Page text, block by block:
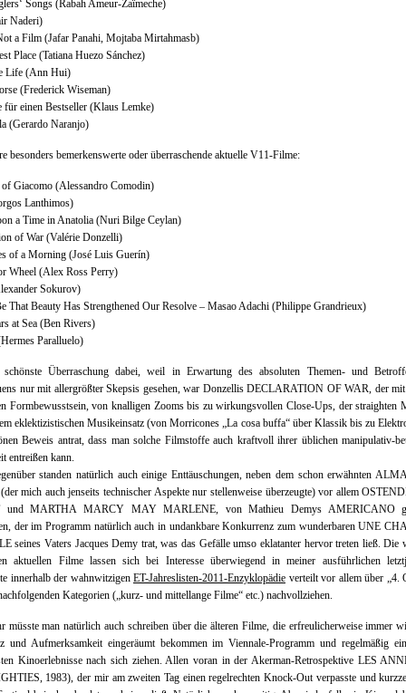
Songs (Rabah Ameur-Zaïmeche)
Naderi)
a Film (Jafar Panahi, Mojtaba Mirtahmasb)
Place (Tatiana Huezo Sánchez)
Life (Ann Hui)
(Frederick Wiseman)
für einen Bestseller (Klaus Lemke)
(Gerardo Naranjo)
besonders bemerkenswerte oder überraschende aktuelle V11-Filme:
of Giacomo (Alessandro Comodin)
Lanthimos)
a Time in Anatolia (Nuri Bilge Ceylan)
of War (Valérie Donzelli)
of a Morning (José Luis Guerín)
Wheel (Alex Ross Perry)
Sokurov)
That Beauty Has Strengthened Our Resolve – Masao Adachi (Philippe Grandrieux)
at Sea (Ben Rivers)
Paralluelo)
Überraschung dabei, weil in Erwartung des absoluten Themen- und
nur mit allergrößter Skepsis gesehen, war Donzellis DECLARATION OF WAR, der mit
Formbewusstsein, von knalligen Zooms bis zu wirkungsvollen Close-Ups, der straighten
eklektizistischen Musikeinsatz (von Morricones „La cosa buffa“ über Klassik bis zu
Beweis antrat, dass man solche Filmstoffe auch kraftvoll ihrer üblichen manipulativ-
entreißen kann.
standen natürlich auch einige Enttäuschungen, neben dem schon erwähnten
mich auch jenseits technischer Aspekte nur stellenweise überzeugte) vor allem
und MARTHA MARCY MAY MARLENE, von Mathieu Demys AMERICANO
der im Programm natürlich auch in undankbare Konkurrenz zum wunderbaren UNE
seines Vaters Jacques Demy trat, was das Gefälle umso eklatanter hervor treten ließ. Die
aktuellen Filme lassen sich bei Interesse überwiegend in meiner ausführlichen
innerhalb der wahnwitzigen ET-Jahreslisten-2011-Enzyklopädie verteilt vor allem über „4.
Kategorien („kurz- und mittellange Filme“ etc.) nachvollziehen.
müsste man natürlich auch schreiben über die älteren Filme, die erfreulicherweise immer
und Aufmerksamkeit eingeräumt bekommen im Viennale-Programm und regelmäßig
Kinoerlebnisse nach sich ziehen. Allen voran in der Akerman-Retrospektive LES
1983), der mir am zweiten Tag einen regelrechten Knock-Out verpasste und